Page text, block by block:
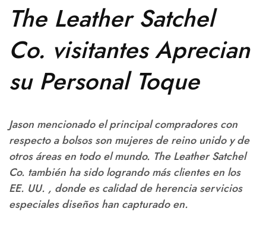
The Leather Satchel
Co. visitantes Aprecian
su Personal Toque
Jason mencionado el principal compradores con
respecto a bolsos son mujeres de reino unido y de
otros áreas en todo el mundo. The Leather Satchel
Co. también ha sido logrando más clientes en los
EE. UU. , donde es calidad de herencia servicios
especiales diseños han capturado en.